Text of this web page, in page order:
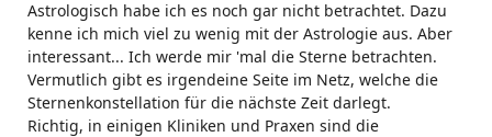
Astrologisch habe ich es noch gar nicht betrachtet. Dazu
kenne ich mich viel zu wenig mit der Astrologie aus. Aber
interessant... Ich werde mir 'mal die Sterne betrachten.
Vermutlich gibt es irgendeine Seite im Netz, welche die
Sternenkonstellation für die nächste Zeit darlegt.
Richtig, in einigen Kliniken und Praxen sind die